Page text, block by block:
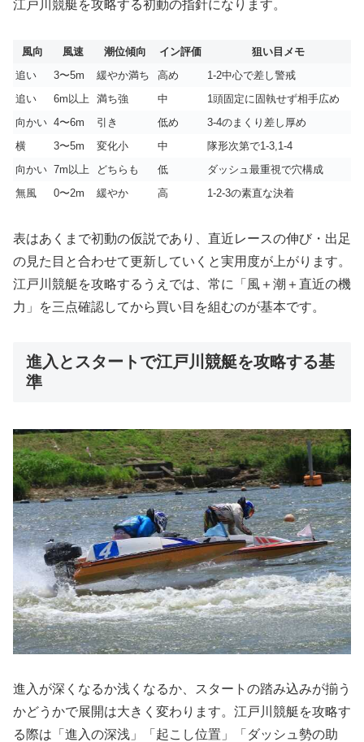
江戸川競艇を攻略する初動の指針になります。
風向 風速 潮位傾向 イン評価
狙い目メモ
追い
3〜5m 緩やか満ち 高め
1-2中心で差し警戒
追い
6m以上 満ち強 中
1頭固定に固執せず相手広め
向かい 4〜6m 引き 低め
3-4のまくり差し厚め
横
3〜5m 変化小 中
隊形次第で1-3,1-4
向かい 7m以上 どちらも 低
ダッシュ最重視で穴構成
無風
0〜2m 緩やか 高 1-2-3の素直な決着
表はあくまで初動の仮説であり、直近レースの伸び・出足
の見た目と合わせて更新していくと実用度が上がります。
江戸川競艇を攻略するうえでは、常に「風＋潮＋直近の機
力」を三点確認してから買い目を組むのが基本です。
進入とスタートで江戸川競艇を攻略する基
準
進入が深くなるか浅くなるか、スタートの踏み込みが揃う
かどうかで展開は大きく変わります。江戸川競艇を攻略す
る際は「進入の深浅」「起こし位置」「ダッシュ勢の助